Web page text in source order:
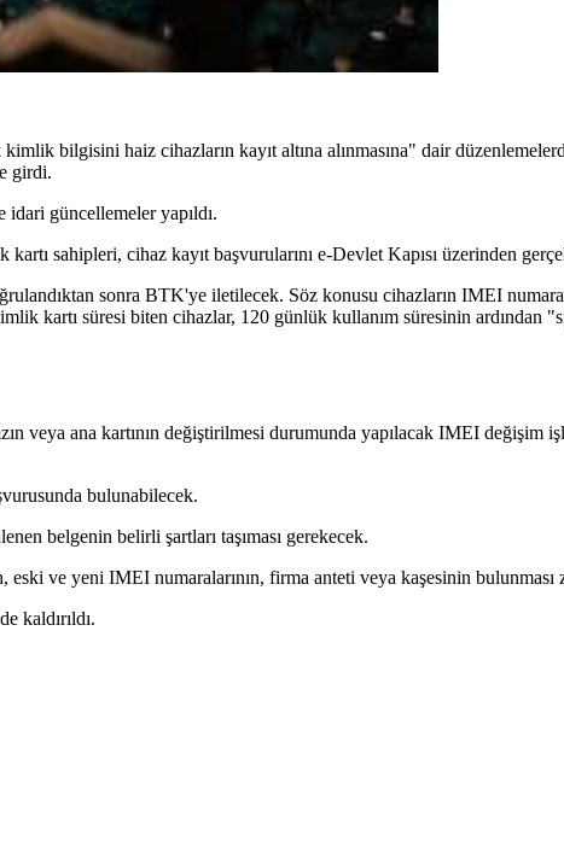
bilgisini haiz cihazların kayıt altına alınmasına" dair
girdi.
güncellemeler yapıldı.
sahipleri, cihaz kayıt başvurularını e-Devlet Kapısı üzerinden
sonra BTK'ye iletilecek. Söz konusu cihazların IMEI
kartı süresi biten cihazlar, 120 günlük kullanım süresinin ardından
veya ana kartının değiştirilmesi durumunda yapılacak IMEI değişim
bulunabilecek.
belgenin belirli şartları taşıması gerekecek.
eski ve yeni IMEI numaralarının, firma anteti veya kaşesinin bulunması
kaldırıldı.